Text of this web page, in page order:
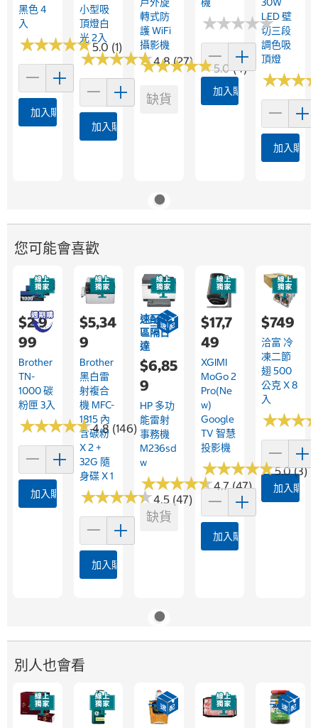
黑色 4
入
★★★★★
★★★★★5.0 (1)
加入購物車
小型吸
頂燈白
光 2入
★★★★★
★★★★★4.8 (27)
加入購物車
轉式防
護 WiFi
攝影機
★★★★★
★★★★★5.0 (4)
缺貨
★★★★★
★★★★★
加入購物車
LED 壁
切三段
調色吸
頂燈
★★★
★★★
加入購物
您可能會喜歡
$2,9
99
Brother
TN-
1000 碳
粉匣 3入
★★★★★
★★★★★4.8 (146)
加入購物車
$5,34
9
Brother
黑白雷
射複合
機 MFC-
1815 內
含碳粉
X 2 +
32G 隨
身碟 X 1
★★★★★
★★★★★4.5 (47)
加入購物車
速配限
區隔日
達
$6,85
9
HP 多功
能雷射
事務機
M236sd
W
★★★★★
★★★★★4.7 (47)
缺貨
$17,7
49
XGIMI
MoGo 2
Pro(Ne
W)
Google
TV 智慧
投影機
★★★★★
★★★★★5.0 (3)
加入購物車
$749
洽富 冷
凍二節
翅 500
公克 X 8
入
★★★
★★★
加入購物
別人也會看